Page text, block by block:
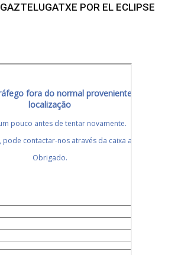
GAZTELUGATXE POR EL ECLIPSE